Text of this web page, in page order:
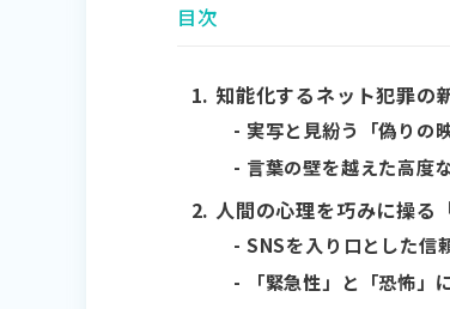
目次
知能化するネット犯罪の
実写と見紛う「偽りの
言葉の壁を越えた高度
人間の心理を巧みに操る
SNSを入り口とした信
「緊急性」と「恐怖」